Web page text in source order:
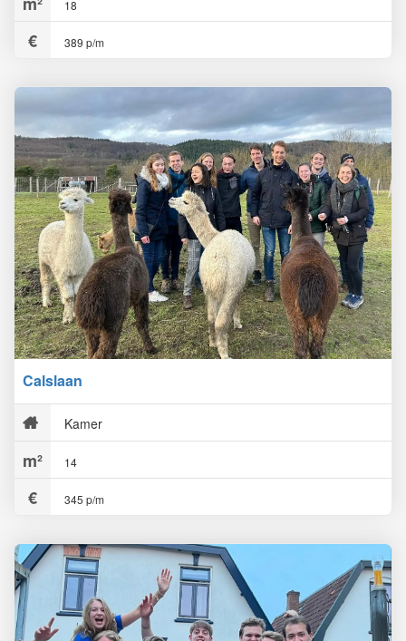
18
389 p/m
Calslaan
Kamer
14
345 p/m